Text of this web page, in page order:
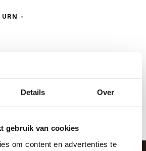
Details Over
gebruik van cookies
om content en advertenties te
URN -